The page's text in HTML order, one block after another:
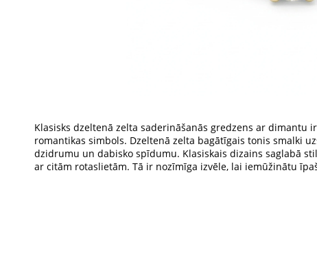
Klasisks dzeltenā zelta saderināšanās gredzens ar dimantu
romantikas simbols. Dzeltenā zelta bagātīgais tonis smalki
dzidrumu un dabisko spīdumu. Klasiskais dizains saglabā
ar citām rotaslietām. Tā ir nozīmīga izvēle, lai iemūžinātu